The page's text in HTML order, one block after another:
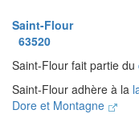
Saint-Flour
63520
Saint-Flour fait partie du
Saint-Flour adhère à la
Dore et Montagne